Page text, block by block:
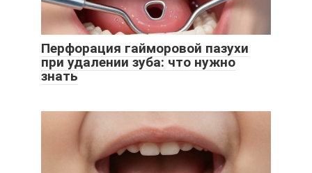
Перфорация гайморовой пазухи
при удалении зуба: что нужно
знать